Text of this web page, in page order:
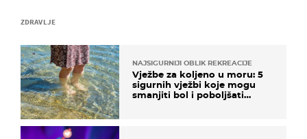
ZDRAVLJE
NAJSIGURNIJI OBLIK REKREACIJE
Vježbe za koljeno u moru: 5
sigurnih vježbi koje mogu
smanjiti bol i poboljšati